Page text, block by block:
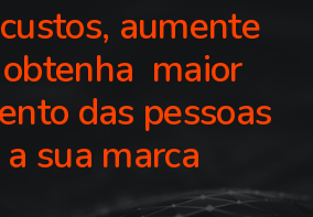
aumente
maior
das pessoas
sua marca